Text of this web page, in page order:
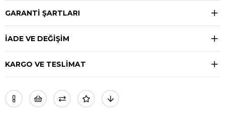
GARANTİ ŞARTLARI
İADE VE DEĞİŞİM
KARGO VE TESLİMAT